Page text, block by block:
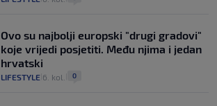
Ovo su najbolji europski "drugi gradovi"
koje vrijedi posjetiti. Među njima i jedan
hrvatski
LIFESTYLE 6. kol. 0